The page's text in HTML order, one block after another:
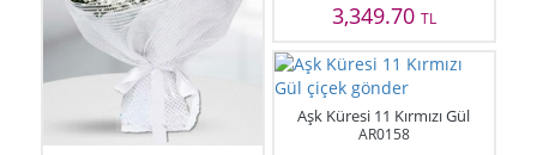
3,349.70 TL
Aşk Küresi 11 Kırmızı Gül
AR0158